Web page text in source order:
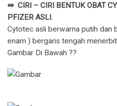
⇛ CIRI – CIRI BENTUK OBAT
PFIZER ASLI.
Cytotec asli berwarna putih dan
enam ) bergaris tengah
Gambar Di Bawah ??